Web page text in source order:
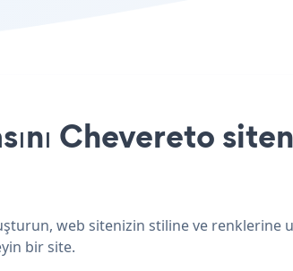
Chevereto
web sitenizin stiline ve renklerine
bir site.